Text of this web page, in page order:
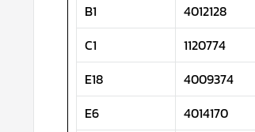
B1
4012128
C1
1120774
E18
4009374
E6
4014170